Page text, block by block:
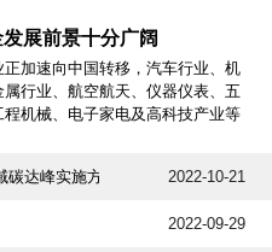
展前景十分广阔
正加速向中国转移，汽车行业、机
属行业、航空航天、仪器仪表、五
程机械、电子家电及高科技产业等
列入优先发展和鼓励外商投资项
达峰实施方案》 2022-10-21
2022-09-29